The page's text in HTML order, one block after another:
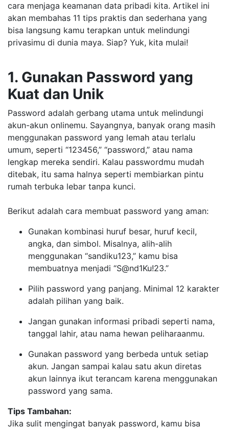
cara menjaga keamanan data pribadi kita. Artikel ini
akan membahas 11 tips praktis dan sederhana yang
bisa langsung kamu terapkan untuk melindungi
privasimu di dunia maya. Siap? Yuk, kita mulai!
1. Gunakan Password yang
Kuat dan Unik
Password adalah gerbang utama untuk melindungi
akun-akun onlinemu. Sayangnya, banyak orang masih
menggunakan password yang lemah atau terlalu
umum, seperti “123456,” “password,” atau nama
lengkap mereka sendiri. Kalau passwordmu mudah
ditebak, itu sama halnya seperti membiarkan pintu
rumah terbuka lebar tanpa kunci.
Berikut adalah cara membuat password yang aman:
Gunakan kombinasi huruf besar, huruf kecil,
angka, dan simbol. Misalnya, alih-alih
menggunakan “sandiku123,” kamu bisa
membuatnya menjadi “S@nd1Ku!23.”
Pilih password yang panjang. Minimal 12 karakter
adalah pilihan yang baik.
Jangan gunakan informasi pribadi seperti nama,
tanggal lahir, atau nama hewan peliharaanmu.
Gunakan password yang berbeda untuk setiap
akun. Jangan sampai kalau satu akun diretas
akun lainnya ikut terancam karena menggunakan
password yang sama.
Tips Tambahan:
Jika sulit mengingat banyak password, kamu bisa